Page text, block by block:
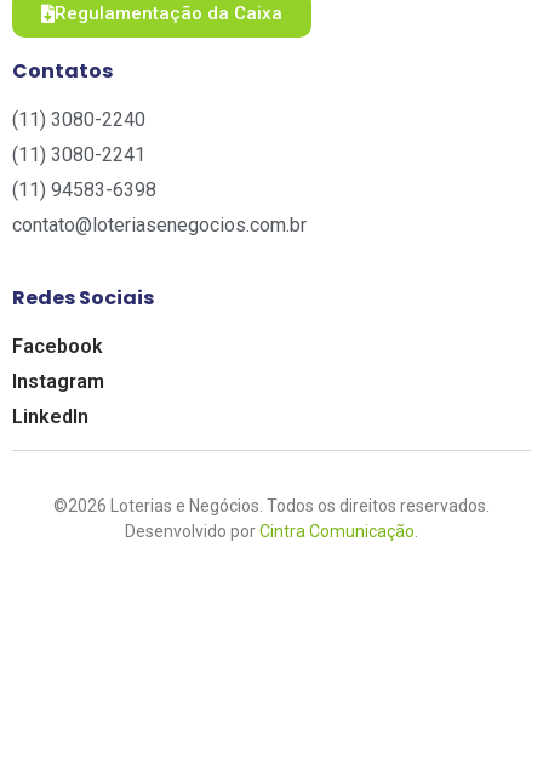
Regulamentação da Caixa
Contatos
(11) 3080-2240​
(11) 3080-2241​
(11) 94583-6398
contato@loteriasenegocios.com.br​
Redes Sociais
Facebook
Instagram
LinkedIn
©2026 Loterias e Negócios. Todos os direitos reservados.
Desenvolvido porCintra Comunicação